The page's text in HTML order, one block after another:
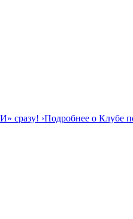
сразу! ›Подробнее о Клубе